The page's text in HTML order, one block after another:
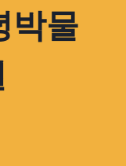
박물